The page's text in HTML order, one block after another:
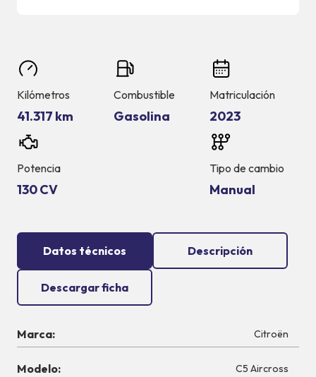
Kilómetros
41.317 km
Combustible
Gasolina
Matriculación
2023
Potencia
130 CV
Tipo de cambio
Manual
Datos técnicos Descripción
Descargar ficha
Marca: Citroën
Modelo: C5 Aircross